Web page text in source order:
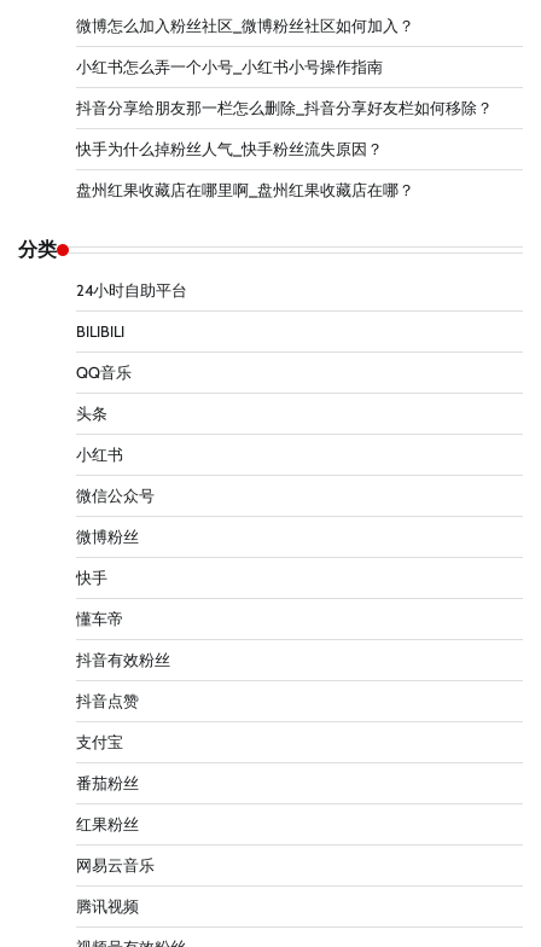
微博怎么加入粉丝社区_微博粉丝社区如何加入？
小红书怎么弄一个小号_小红书小号操作指南
抖音分享给朋友那一栏怎么删除_抖音分享好友栏如何移除？
快手为什么掉粉丝人气_快手粉丝流失原因？
盘州红果收藏店在哪里啊_盘州红果收藏店在哪？
分类
24小时自助平台
BILIBILI
QQ音乐
头条
小红书
微信公众号
微博粉丝
快手
懂车帝
抖音有效粉丝
抖音点赞
支付宝
番茄粉丝
红果粉丝
网易云音乐
腾讯视频